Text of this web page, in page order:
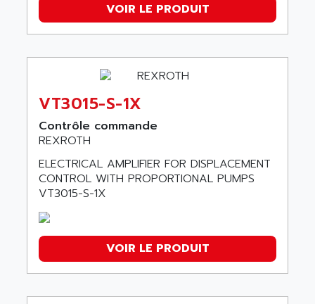
VOIR LE PRODUIT
VT3015-S-1X
Contrôle commande
REXROTH
ELECTRICAL AMPLIFIER FOR DISPLACEMENT
CONTROL WITH PROPORTIONAL PUMPS
VT3015-S-1X
VOIR LE PRODUIT